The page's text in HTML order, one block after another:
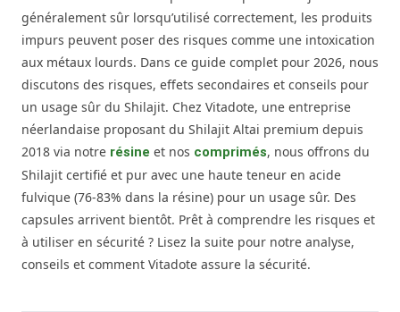
généralement sûr lorsqu’utilisé correctement, les produits
impurs peuvent poser des risques comme une intoxication
aux métaux lourds. Dans ce guide complet pour 2026, nous
discutons des risques, effets secondaires et conseils pour
un usage sûr du Shilajit. Chez Vitadote, une entreprise
néerlandaise proposant du Shilajit Altai premium depuis
2018 via notre résine et nos comprimés, nous offrons du
Shilajit certifié et pur avec une haute teneur en acide
fulvique (76-83% dans la résine) pour un usage sûr. Des
capsules arrivent bientôt. Prêt à comprendre les risques et
à utiliser en sécurité ? Lisez la suite pour notre analyse,
conseils et comment Vitadote assure la sécurité.